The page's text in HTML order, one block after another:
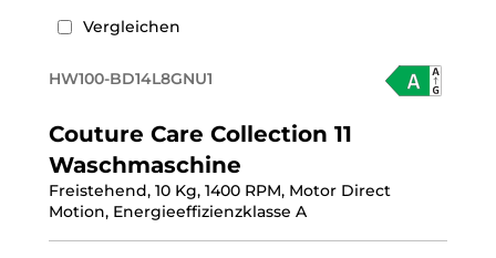
Vergleichen
HW100-BD14L8GNU1
Couture Care Collection 11
Waschmaschine
Freistehend, 10 Kg, 1400 RPM, Motor Direct
Motion, Energieeffizienzklasse A